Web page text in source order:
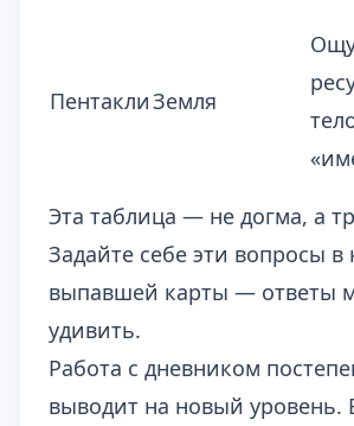
ПентаклиЗемля
Эта таблица — не догма, а
Задайте себе эти вопросы в
выпавшей карты — ответы
удивить.
Работа с дневником
выводит на новый уровень.